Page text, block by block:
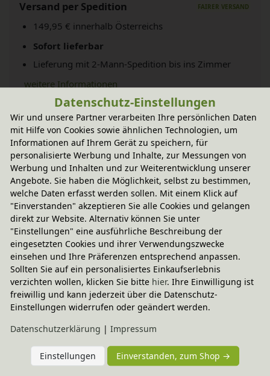
Versand per Spedition
149,95 € innerhalb Österreichs
Sofort lieferbar
Lieferung mit 2-Mann-Spedition bis ins Zimmer
weitere Informationen
Technische Daten
BioKinder - Das gesunde Kinderzimmer
Pflegehinweis & Anwendung
Sie haben Fragen?
Wird oft zusammen gekauft
-20% Code Komplett-Set
Set Decke mit Kissen Schurwolle, bionik
In verschiedenen Varianten 129,90 €
Datenschutz-Einstellungen
Wir und unsere Partner verarbeiten Ihre persönlichen Daten
mit Hilfe von Cookies sowie ähnlichen Technologien, um
Informationen auf Ihrem Gerät zu speichern, für
personalisierte Werbung und Inhalte, zur Messungen von
Werbung und Inhalten und zur Weiterentwicklung unserer
Angebote. Sie haben die Möglichkeit, selbst zu bestimmen,
welche Daten erfasst werden sollen. Mit einem Klick auf
"Einverstanden" akzeptieren Sie alle Cookies und gelangen
direkt zur Website. Alternativ können Sie unter
"Einstellungen" eine ausführliche Beschreibung der
eingesetzten Cookies und ihrer Verwendungszwecke
einsehen und Ihre Präferenzen entsprechend anpassen.
Sollten Sie auf ein personalisiertes Einkaufserlebnis
verzichten wollen, klicken Sie bitte hier. Ihre Einwilligung ist
freiwillig und kann jederzeit über die Datenschutz-
Einstellungen widerrufen oder geändert werden.
Daten­schutz­erklärung | Impressum
Einstellungen Einverstanden, zum Shop →